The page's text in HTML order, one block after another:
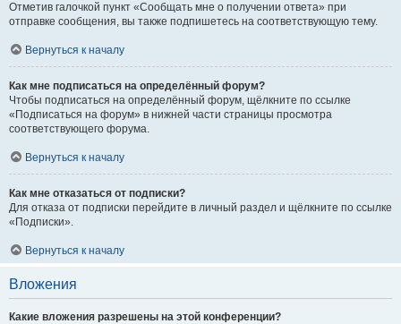
Отметив галочкой пункт «Сообщать мне о получении ответа» при
отправке сообщения, вы также подпишетесь на соответствующую тему.
Вернуться к началу
Как мне подписаться на определённый форум?
Чтобы подписаться на определённый форум, щёлкните по ссылке
«Подписаться на форум» в нижней части страницы просмотра
соответствующего форума.
Вернуться к началу
Как мне отказаться от подписки?
Для отказа от подписки перейдите в личный раздел и щёлкните по ссылке
«Подписки».
Вернуться к началу
Вложения
Какие вложения разрешены на этой конференции?